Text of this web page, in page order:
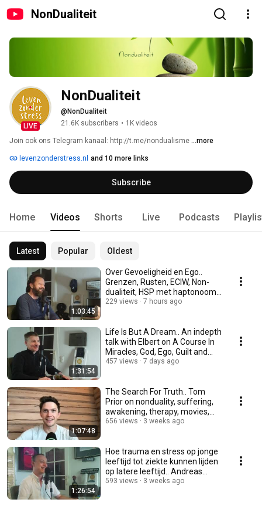
NonDualiteit
LIVE
NonDualiteit
@NonDualiteit
21.6K subscribers • 1K videos
Join ook ons Telegram kanaal: http://t.me/nondualisme ...more
levenzonderstress.nl and 10 more links
Subscribe
Home Videos Shorts Live Podcasts
Latest Popular Oldest
1:03:45
Over Gevoeligheid en Ego..
Grenzen, Rusten, ECIW, Non-
dualiteit, HSP met haptonoom
Rene van der Werf
229 views 7 hours ago
1:31:54
Life Is But A Dream.. An indepth
talk with Elbert on A Course In
Miracles, God, Ego, Guilt and
Peace
457 views 7 days ago
1:07:48
The Search For Truth.. Tom
Prior on nonduality, suffering,
awakening, therapy, movies,
music, trauma
656 views 3 weeks ago
1:26:54
Hoe trauma en stress op jonge
leeftijd tot ziekte kunnen lijden
op latere leeftijd.. Andreas
Bouman
593 views 3 weeks ago